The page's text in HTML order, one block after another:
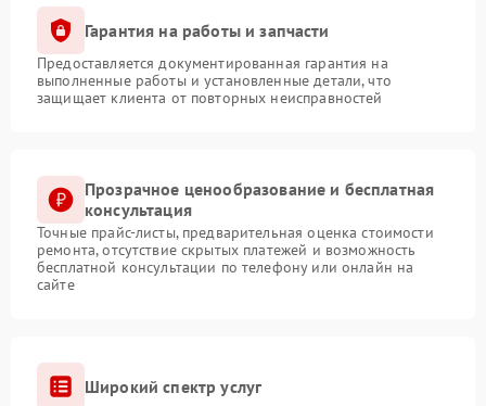
Гарантия на работы и запчасти
Предоставляется документированная гарантия на
выполненные работы и установленные детали, что
защищает клиента от повторных неисправностей
Прозрачное ценообразование и бесплатная
консультация
Точные прайс-листы, предварительная оценка стоимости
ремонта, отсутствие скрытых платежей и возможность
бесплатной консультации по телефону или онлайн на
сайте
Широкий спектр услуг